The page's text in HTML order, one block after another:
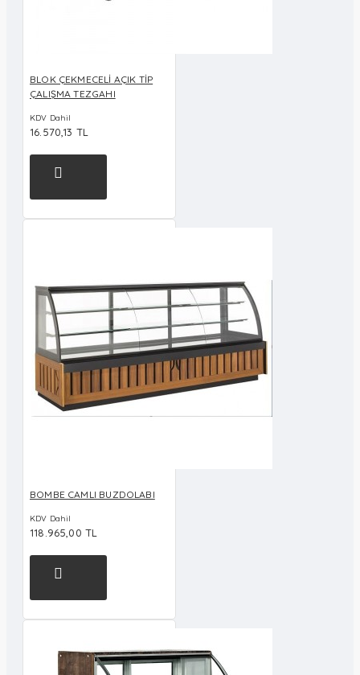
BLOK ÇEKMECELİ AÇIK TİP
ÇALIŞMA TEZGAHI
KDV Dahil
16.570,13 TL
BOMBE CAMLI BUZDOLABI
KDV Dahil
118.965,00 TL